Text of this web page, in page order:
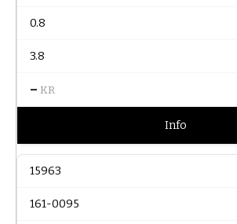
0.8
3.8
– KR
Info
15963
161-0095